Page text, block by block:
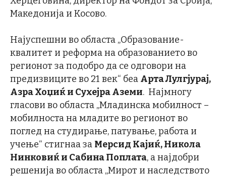
Македонија и Косово.
Најуспешни во областа „Образование-
квалитет и реформа на образованието во
регионот за подобро да се одговори на
предизвиците во 21 век“ беа Арта Лулгјурај,
Азра Хоџиќ и Сухејра Аземи. Најмногу
гласови во областа „Младинска мобилност –
мобилноста на младите во регионот во
поглед на студирање, патување, работа и
учење“ стигнаа за Мерсид Кајиќ, Никола
Нинковиќ и Сабина Поплата, а најдобри
решенија во областа „Мирот и наследството